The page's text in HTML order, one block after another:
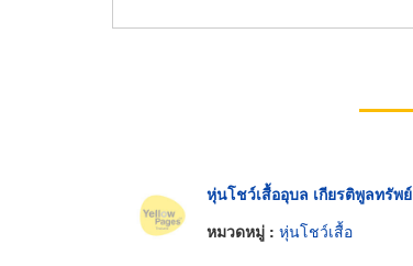
หุ่นโชว์เสื้ออุบล เกียรติพูลทรัพย์
หมวดหมู่ : หุ่นโชว์เสื้อ